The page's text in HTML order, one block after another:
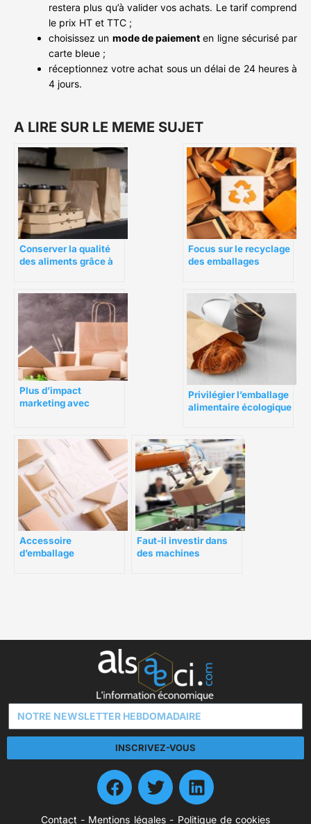
restera plus qu’à valider vos achats. Le tarif comprend
le prix HT et TTC ;
choisissez un mode de paiement en ligne sécurisé par
carte bleue ;
réceptionnez votre achat sous un délai de 24 heures à
4 jours.
A LIRE SUR LE MEME SUJET
Conserver la qualité
des aliments grâce à
Focus sur le recyclage
des emballages
Plus d’impact
marketing avec
Privilégier l’emballage
alimentaire écologique
Accessoire
d’emballage
Faut-il investir dans
des machines
INSCRIVEZ-VOUS
Contact- Mentions légales- Politique de cookies